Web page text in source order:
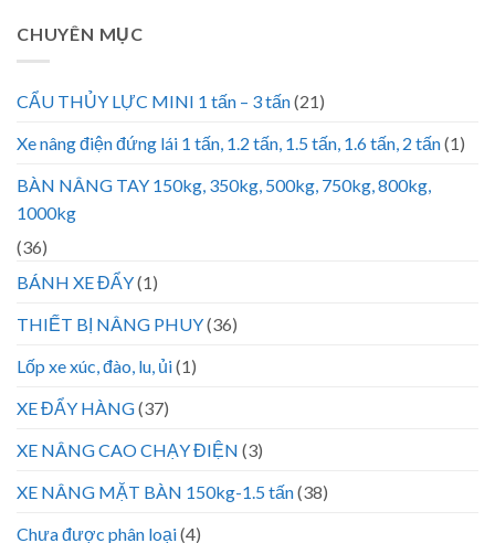
CHUYÊN MỤC
CẨU THỦY LỰC MINI 1 tấn – 3 tấn(21)
Xe nâng điện đứng lái 1 tấn, 1.2 tấn, 1.5 tấn, 1.6 tấn, 2 tấn(1)
BÀN NÂNG TAY 150kg, 350kg, 500kg, 750kg, 800kg,
1000kg
(36)
BÁNH XE ĐẨY(1)
THIẾT BỊ NÂNG PHUY(36)
Lốp xe xúc, đào, lu, ủi(1)
XE ĐẨY HÀNG(37)
XE NÂNG CAO CHẠY ĐIỆN (3)
XE NÂNG MẶT BÀN 150kg-1.5 tấn(38)
Chưa được phân loại(4)